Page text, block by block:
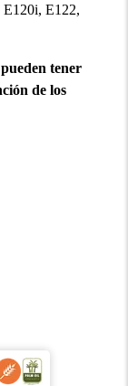
E120i, E122,
tener
de los